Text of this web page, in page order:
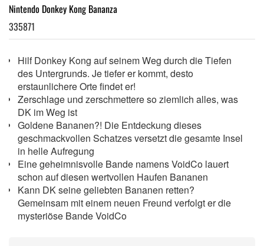
Nintendo Donkey Kong Bananza
335871
Hilf Donkey Kong auf seinem Weg durch die Tiefen
des Untergrunds. Je tiefer er kommt, desto
erstaunlichere Orte findet er!
Zerschlage und zerschmettere so ziemlich alles, was
DK im Weg ist
Goldene Bananen?! Die Entdeckung dieses
geschmackvollen Schatzes versetzt die gesamte Insel
in helle Aufregung
Eine geheimnisvolle Bande namens VoidCo lauert
schon auf diesen wertvollen Haufen Bananen
Kann DK seine geliebten Bananen retten?
Gemeinsam mit einem neuen Freund verfolgt er die
mysteriöse Bande VoidCo